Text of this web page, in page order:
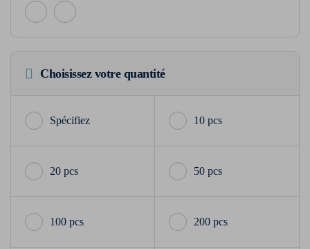
Choisissez votre quantité
10 pcs
20 pcs 50 pcs
100 pcs 200 pcs